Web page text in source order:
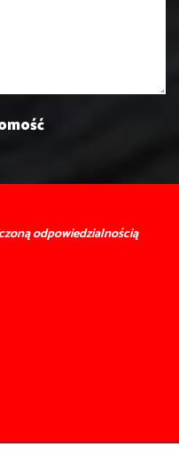
odpowiedzialnością